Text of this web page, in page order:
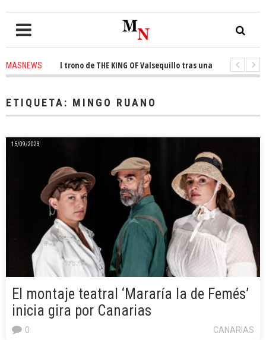
MASNEWSel trono de THE KING OF Valsequillo tras una jornada de
ETIQUETA: MINGO RUANO
15/09/2023
El montaje teatral ‘Mararía la de Femés’
inicia gira por Canarias
CANARIAS
0